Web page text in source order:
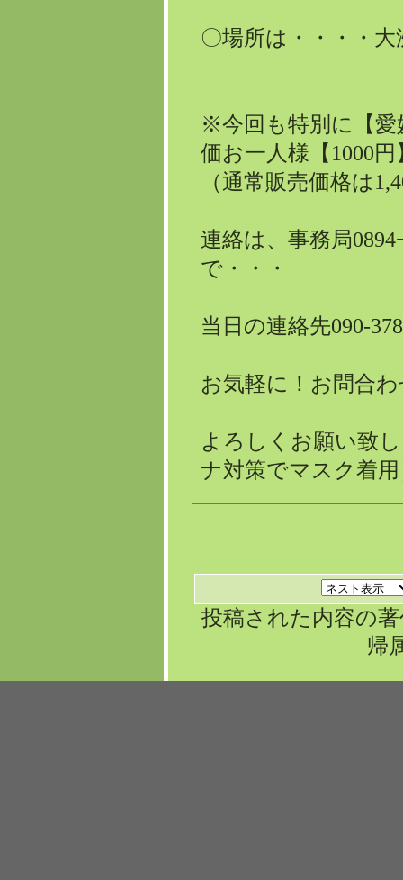
〇場所は・・・・
※今回も特別に【愛
価お一人様【1000
（通常販売価格は
連絡は、事務局
で・・・
当日の連絡先090-
お気軽に！お問合
よろしくお願い致
ナ対策でマスク着
投稿された内容の
帰